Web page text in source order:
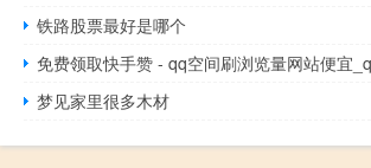
铁路股票最好是哪个
免费领取快手赞 - qq空间刷浏览量网站便宜
梦见家里很多木材